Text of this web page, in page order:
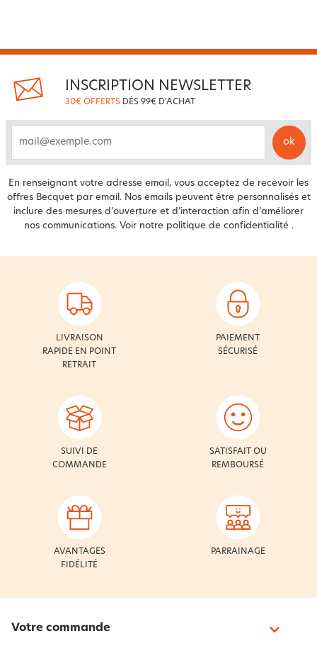
INSCRIPTION NEWSLETTER
30€ OFFERTS DÈS 99€ D'ACHAT
ok
En renseignant votre adresse email, vous acceptez de recevoir les
offres Becquet par email. Nos emails peuvent être personnalisés et
inclure des mesures d’ouverture et d’interaction afin d’améliorer
nos communications. Voir notre politique de confidentialité .
LIVRAISON
RAPIDE EN POINT
RETRAIT
PAIEMENT
SÉCURISÉ
SUIVI DE
COMMANDE
SATISFAIT OU
REMBOURSÉ
AVANTAGES
FIDÉLITÉ
PARRAINAGE
Votre commande